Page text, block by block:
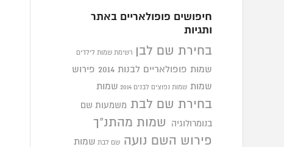
חיפושים פופולאריים באתר
ותגיות
בחירת שם לבן רשימת שמות לילדים
שמות פופולאריים לבנות 2014 פירוש
שמות שמות נפוצים לבנים 2014 שמות
בחירת שם לבת משמעות שם
בנומרולוגיה
שמות מהתנ"ך
פירוש השם נועה
שם לבת שמות